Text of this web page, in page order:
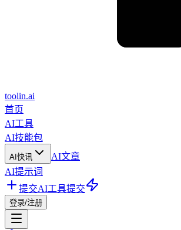
toolin.ai
首页
AI工具
AI技能包
AI快讯
AI文章
AI提示词
提交AI工具提交
登录/注册